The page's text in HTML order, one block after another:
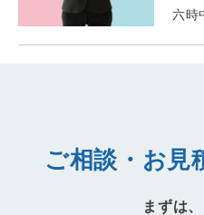
六時
ご相談・お見
まずは